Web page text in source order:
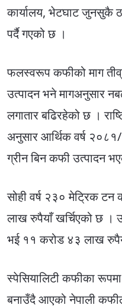
कार्यालय, भेटघाट जुनसुकै
पर्दै गएको छ ।
फलस्वरूप कफीको माग
उत्पादन भने मागअनुसार
लगातार बढिरहेको छ ।
अनुसार आर्थिक वर्ष
ग्रीन बिन कफी उत्पादन
सोही वर्ष २३० मेट्रिक
लाख रुपैयाँ खर्चिएको छ ।
भई ११ करोड ४३ लाख
स्पेसियालिटी कफीका रूपमा
बनाउँदै आएको नेपाली